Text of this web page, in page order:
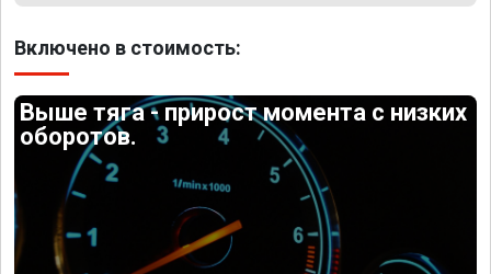
Включено в стоимость:
Выше тяга - прирост момента с низких
оборотов.